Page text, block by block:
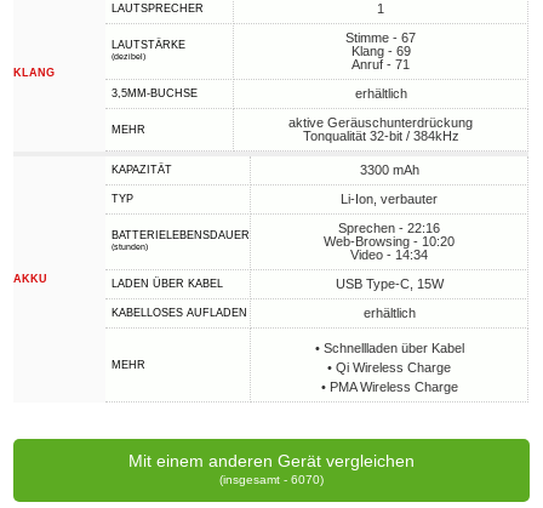
KLANG
LAUTSPRECHER 1
LAUTSTÄRKE
(dezibel)
Stimme - 67
Klang - 69
Anruf - 71
3,5MM-BUCHSE erhältlich
MEHR
aktive Geräuschunterdrückung
Tonqualität 32-bit / 384kHz
AKKU
KAPAZITÄT 3300 mAh
TYP Li-Ion, verbauter
BATTERIELEBENSDAUER
(stunden)
Sprechen - 22:16
Web-Browsing - 10:20
Video - 14:34
LADEN ÜBER KABEL USB Type-C, 15W
KABELLOSES AUFLADEN erhältlich
MEHR
• Schnellladen über Kabel
• Qi Wireless Charge
• PMA Wireless Charge
Mit einem anderen Gerät vergleichen
(insgesamt - 6070)